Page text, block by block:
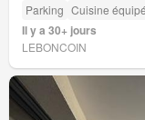
Parking Cuisine
Il y a 30+ jours
LEBONCOIN